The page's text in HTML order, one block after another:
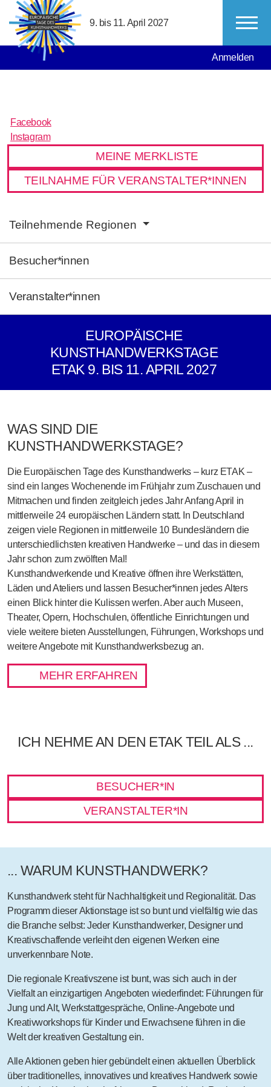
Direkt zum Inhalt
9. bis 11. April 2027
MAIN NAVIGATION USER
Anmelden
FacebookFacebook
InstagramInstagram
MEINE MERKLISTE
TEILNAHME FÜR VERANSTALTER*INNEN
Teilnehmende Regionen
Besucher*innen
Veranstalter*innen
EUROPÄISCHE
KUNSTHANDWERKSTAGE
ETAK 9. BIS 11. APRIL 2027
WAS SIND DIE
KUNSTHANDWERKSTAGE?
Die Europäischen Tage des Kunsthandwerks – kurz ETAK –
sind ein langes Wochenende im Frühjahr zum Zuschauen und
Mitmachen und finden zeitgleich jedes Jahr Anfang April in
mittlerweile 24 europäischen Ländern statt. In Deutschland
zeigen viele Regionen in mittlerweile 10 Bundesländern die
unterschiedlichsten kreativen Handwerke – und das in diesem
Jahr schon zum zwölften Mal !
Kunsthandwerkende und Kreative öffnen ihre Werkstätten,
Läden und Ateliers und lassen Besucher*innen jedes Alters
einen Blick hinter die Kulissen werfen. Aber auch Museen,
Theater, Opern, Hochschulen, öffentliche Einrichtungen und
viele weitere bieten Ausstellungen, Führungen, Workshops und
weitere Angebote mit Kunsthandwerksbezug an.
MEHR ERFAHREN
ICH NEHME AN DEN ETAK TEIL ALS ...
BESUCHER*IN
VERANSTALTER*IN
... WARUM KUNSTHANDWERK?
Kunsthandwerk steht für Nachhaltigkeit und Regionalität. Das
Programmdieser Aktionstage ist so bunt und vielfältig wie das
die Branche selbst: Jeder Kunsthandwerker, Designer und
Kreativschaffende verleiht den eigenen Werken eine
unverkennbare Note.
Die regionale Kreativszene ist bunt, was sich auch in der
Vielfalt an einzigartigen Angeboten wiederfindet: Führungen für
Jung und Alt, Werkstattgespräche, Online-Angebote und
Kreativworkshops für Kinder und Erwachsene führen in die
Welt der kreativen Gestaltung ein.
Alle Aktionen geben hier gebündelt einen aktuellen Überblick
über traditionelles, innovatives und kreatives Handwerk sowie